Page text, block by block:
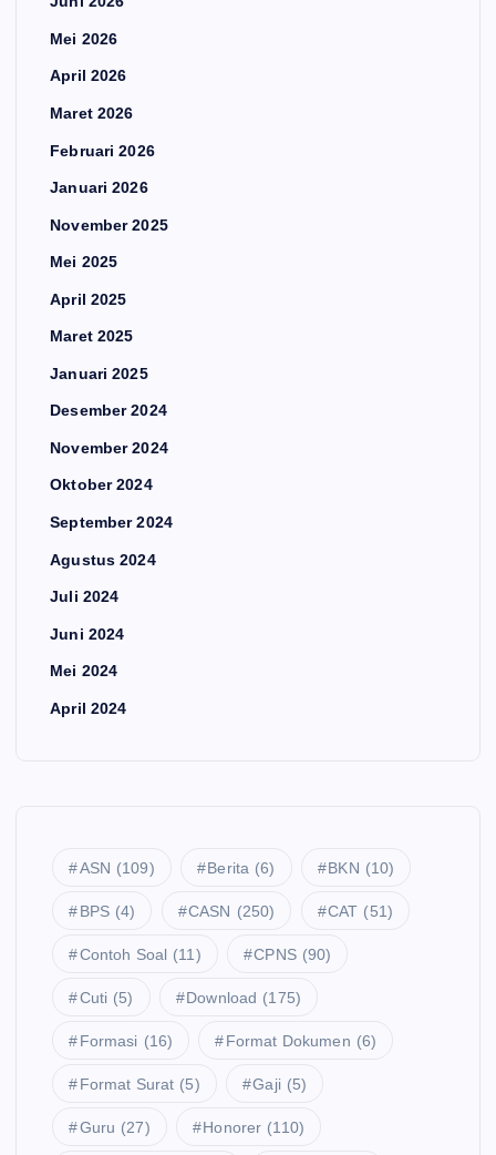
Mei 2026
April 2026
Maret 2026
Februari 2026
Januari 2026
November 2025
Mei 2025
April 2025
Maret 2025
Januari 2025
Desember 2024
November 2024
Oktober 2024
September 2024
Agustus 2024
Juli 2024
Juni 2024
Mei 2024
April 2024
ASN (109) Berita (6) BKN (10)
BPS (4) CASN (250) CAT (51)
Contoh Soal (11) CPNS (90)
Cuti (5) Download (175)
Formasi (16) Format Dokumen (6)
Format Surat (5) Gaji (5)
Guru (27) Honorer (110)